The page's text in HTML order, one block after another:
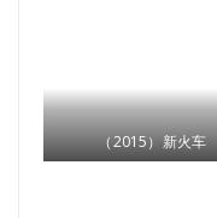
（2015）新火车